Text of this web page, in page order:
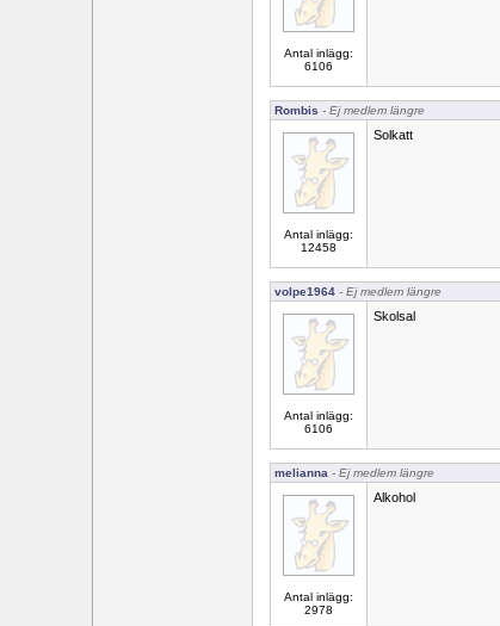
Antal inlägg:
6106
Rombis - Ej medlem längre
Antal inlägg:
12458
Solkatt
volpe1964 - Ej medlem längre
Antal inlägg:
6106
Skolsal
melianna - Ej medlem längre
Antal inlägg:
2978
Alkohol